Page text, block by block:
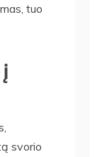
tuo
į
svorio